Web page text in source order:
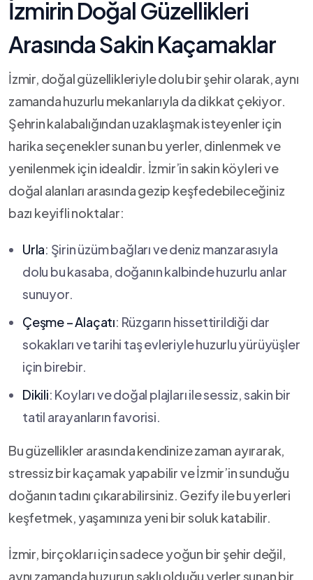
İzmirin Doğal Güzellikleri
Arasında Sakin ‍Kaçamaklar
İzmir, doğal güzellikleriyle dolu bir şehir olarak, ⁢aynı
zamanda huzurlu ⁢mekanlarıyla da dikkat ​çekiyor.
Şehrin ⁢kalabalığından uzaklaşmak isteyenler için
harika seçenekler sunan bu yerler, dinlenmek ve
yenilenmek ⁣için idealdir. İzmir’in sakin köyleri ve
doğal alanları arasında gezip keşfedebileceğiniz
bazı keyifli noktalar:
Urla:⁣ Şirin üzüm bağları ve deniz ⁢manzarasıyla
dolu bu kasaba, doğanın kalbinde ​huzurlu anlar ​
sunuyor.
Çeşme – Alaçatı: Rüzgarın hissettirildiği dar
sokakları ve tarihi taş evleriyle ​huzurlu ⁣yürüyüşler
için birebir.
Dikili: Koyları ve ‍doğal plajları ile sessiz, sakin bir
tatil arayanların favorisi.
Bu güzellikler arasında kendinize zaman ayırarak,
stressiz bir ‍kaçamak yapabilir ve İzmir’in sunduğu
doğanın tadını çıkarabilirsiniz. Gezify ile bu⁢ yerleri
keşfetmek, yaşamınıza yeni bir soluk katabilir.
İzmir, birçokları için sadece yoğun bir şehir değil,
aynı ‌zamanda huzurun saklı⁣ olduğu yerler sunan ‌bir